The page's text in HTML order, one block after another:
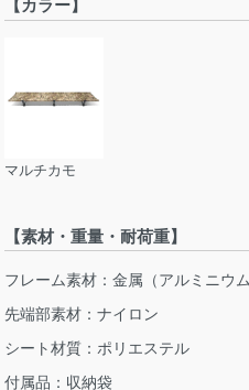
マルチカモ
【素材・重量・耐荷重】
フレーム素材：金属（アルミニ
先端部素材：ナイロン
シート材質：ポリエステル
付属品：収納袋